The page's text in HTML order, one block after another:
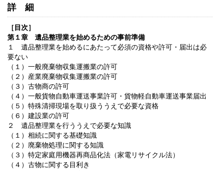
詳細
［目次］
第１章 遺品整理業を始めるための事前準備
１ 遺品整理業を始めるにあたって必須の資格や許可・届出は必
要ない
（１）一般廃棄物収集運搬業の許可
（２）産業廃棄物収集運搬業の許可
（３）古物商の許可
（４）一般貨物自動車運送事業許可・貨物軽自動車運送事業届出
（５）特殊清掃現場を取り扱ううえで必要な資格
（６）建設業の許可
２ 遺品整理業を行ううえで必要な知識
（１）相続に関する基礎知識
（２）廃棄物処理に関する知識
（３）特定家庭用機器再商品化法（家電リサイクル法）
（４）古物に関する目利き